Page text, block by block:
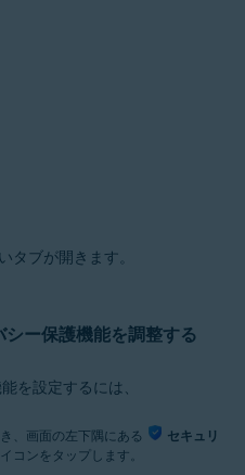
タブが開きます。
ー保護機能を調整する
を設定するには、
、画面の左下隅にある
セキュリ
コンをタップします。